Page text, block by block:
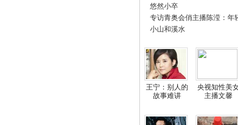
悠然小卒
专访青奥会俏主播陈滢：年
小山和溪水
王宁：别人的
故事难讲
央视知性美
主播文馨